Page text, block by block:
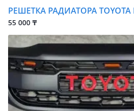
РЕШЕТКА РАДИАТОРА TOYOTA
55 000 ₸